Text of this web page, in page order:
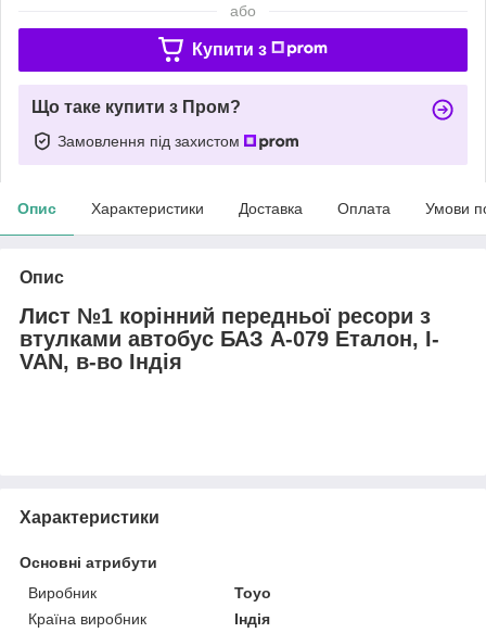
або
Купити з
Що таке купити з Пром?
Замовлення під захистом
Опис Характеристики Доставка Оплата Умови
Опис
Лист №1 корінний передньої ресори з
втулками автобус БАЗ А-079 Еталон, I-
VAN, в-во Індія
Характеристики
Основні атрибути
Виробник
Toyo
Країна виробник
Індія